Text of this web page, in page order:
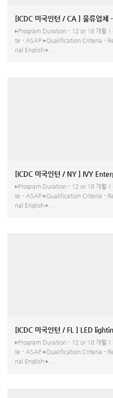
[ICDC 미국인턴 / CA ] 물류업
▸Program Duration - 12 or 18 개월 (
te - ASAP ▸Qualification Criteria -
nal English ▸ ...
[ICDC 미국인턴 / NY ] IVY
▸Program Duration - 12 or 18 개월 (
te - ASAP ▸Qualification Criteria -
nal English ▸ ...
[ICDC 미국인턴 / FL ] LED
▸Program Duration - 12 or 18 개월 (
te - ASAP ▸Qualification Criteria -
nal English ▸ ...